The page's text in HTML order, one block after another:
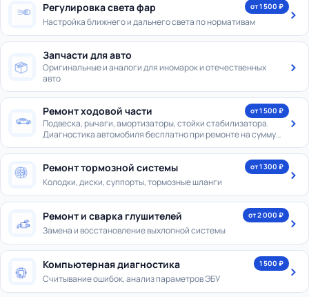
от 1 500 ₽
Регулировка света фар
Настройка ближнего и дальнего света по нормативам
Запчасти для авто
Оригинальные и аналоги для иномарок и отечественных
авто
от 1 500 ₽
Ремонт ходовой части
Подвеска, рычаги, амортизаторы, стойки стабилизатора.
Диагностика автомобиля бесплатно при ремонте на сумму
от 8 000 ₽
от 1 300 ₽
Ремонт тормозной системы
Колодки, диски, суппорты, тормозные шланги
от 2 000 ₽
Ремонт и сварка глушителей
Замена и восстановление выхлопной системы
1 500 ₽
Компьютерная диагностика
Считывание ошибок, анализ параметров ЭБУ